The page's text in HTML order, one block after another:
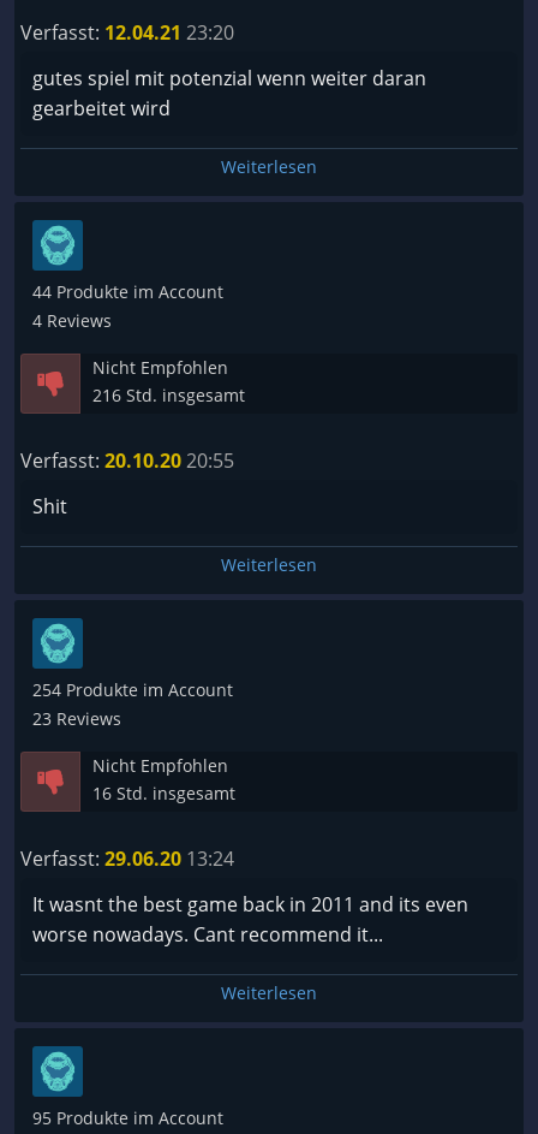
Verfasst: 12.04.21 23:20
gutes spiel mit potenzial wenn weiter daran
gearbeitet wird
Weiterlesen
44 Produkte im Account
4 Reviews
Nicht Empfohlen
216 Std. insgesamt
Verfasst: 20.10.2020:55
Shit
Weiterlesen
254 Produkte im Account
23 Reviews
Nicht Empfohlen
16 Std. insgesamt
Verfasst: 29.06.20 13:24
It wasnt the best game back in 2011 and its even
worse nowadays. Cant recommend it...
Weiterlesen
95 Produkte im Account